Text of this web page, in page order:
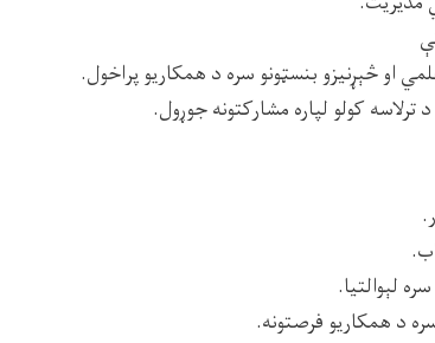
او څېړنیزو بنسټونو سره د همکاریو پراخول.
ترلاسه کولو لپاره مشارکتونه جوړول.
لېوالتیا.
د همکاریو فرصتونه.